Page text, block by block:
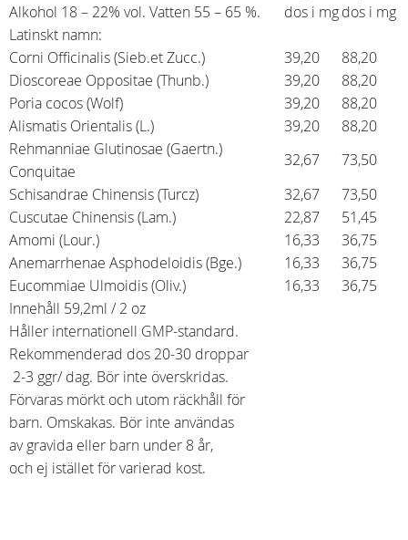
Alkohol 18 – 22% vol. Vatten 55 – 65 %.
dos i mgdos i mg
Latinskt namn:
Corni Officinalis (Sieb.et Zucc.)
39,20
88,20
Dioscoreae Oppositae (Thunb.)
39,20
88,20
Poria cocos (Wolf)
39,20
88,20
Alismatis Orientalis (L.)
39,20
88,20
Rehmanniae Glutinosae (Gaertn.)
Conquitae
32,67
73,50
Schisandrae Chinensis (Turcz)
32,67
73,50
Cuscutae Chinensis (Lam.)
22,87
51,45
Amomi (Lour.)
16,33
36,75
Anemarrhenae Asphodeloidis (Bge.)
16,33
36,75
Eucommiae Ulmoidis (Oliv.)
16,33
36,75
Innehåll 59,2ml / 2 oz
Håller internationell GMP-standard.
Rekommenderad dos 20-30 droppar
2-3 ggr/ dag. Bör inte överskridas.
Förvaras mörkt och utom räckhåll för
barn. Omskakas. Bör inte användas
av gravida eller barn under 8 år,
och ej istället för varierad kost.